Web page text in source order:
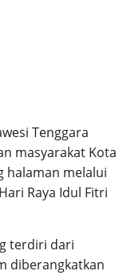
Tenggara
masyarakat Kota
halaman melalui
Raya Idul Fitri
terdiri dari
diberangkatkan